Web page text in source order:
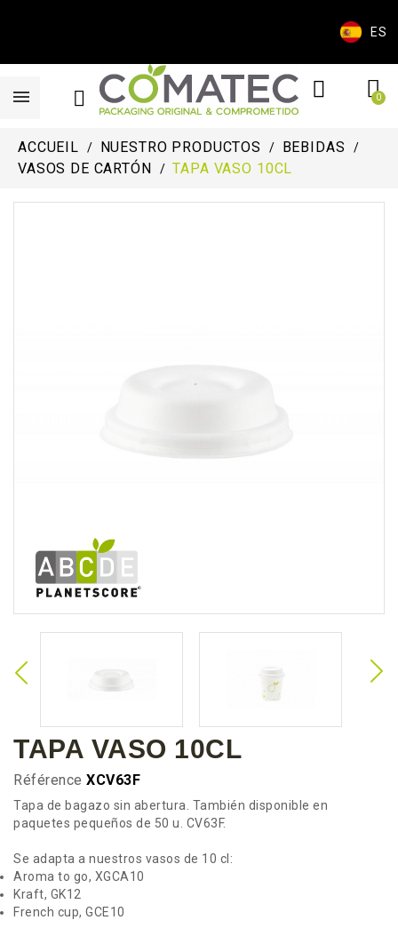
ES
ACCUEIL NUESTRO PRODUCTOS
BEBIDAS
VASOS DE CARTÓN
TAPA VASO 10CL
TAPA VASO 10CL
Référence XCV63F
Tapa de bagazo sin abertura. También disponible en
paquetes pequeños de 50 u. CV63F.
Se adapta a nuestros vasos de 10 cl:
Aroma to go, XGCA10
Kraft, GK12
French cup, GCE10